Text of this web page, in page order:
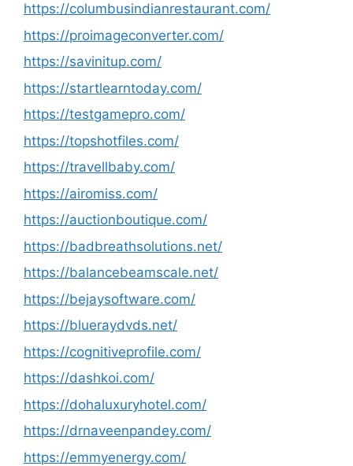
https://columbusindianrestaurant.com/
https://proimageconverter.com/
https://savinitup.com/
https://startlearntoday.com/
https://testgamepro.com/
https://topshotfiles.com/
https://travellbaby.com/
https://airomiss.com/
https://auctionboutique.com/
https://badbreathsolutions.net/
https://balancebeamscale.net/
https://bejaysoftware.com/
https://blueraydvds.net/
https://cognitiveprofile.com/
https://dashkoi.com/
https://dohaluxuryhotel.com/
https://drnaveenpandey.com/
https://emmyenergy.com/